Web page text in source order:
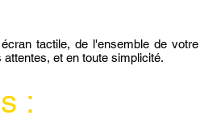
tactile, de l'ensemble de votre
et en toute simplicité.
: